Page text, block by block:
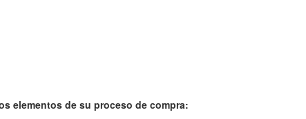
elementos de su proceso de compra: